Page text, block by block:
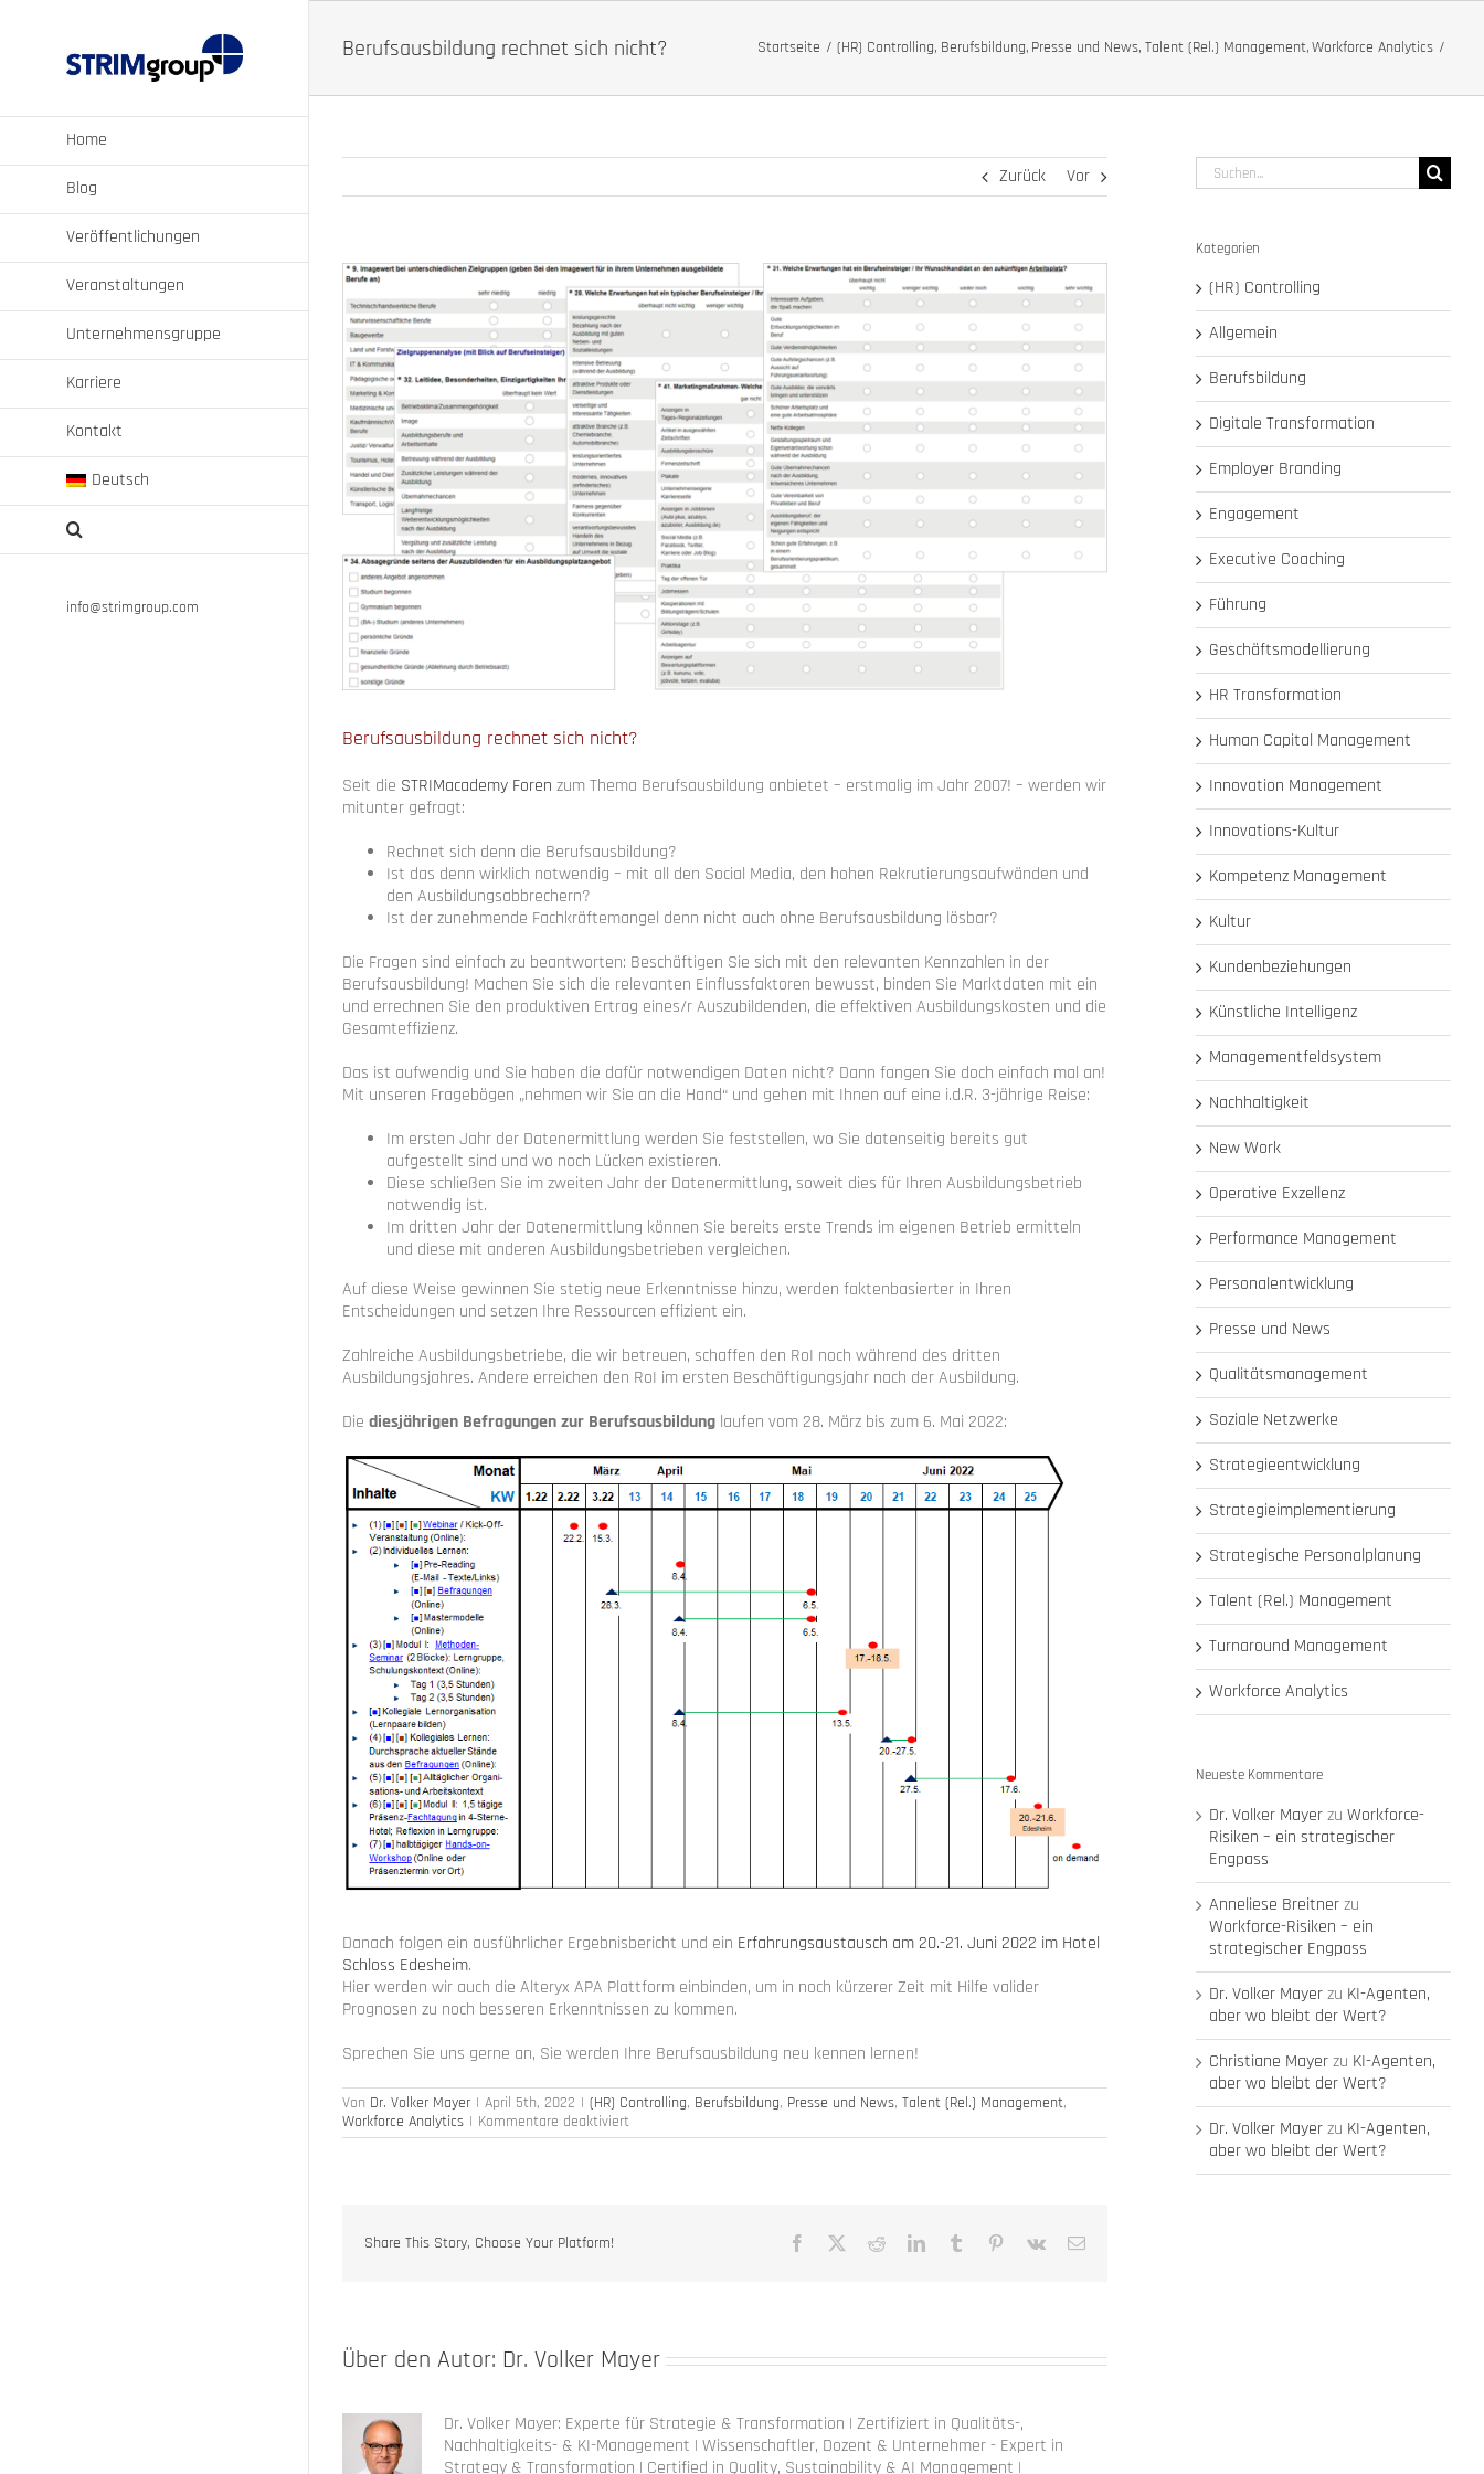
Home
Blog
Veröffentlichungen
Veranstaltungen
Unternehmensgruppe
Karriere
Kontakt
Deutsch
info@strimgroup.com
Berufsausbildung rechnet sich nicht? Startseite (HR) Controlling Berufsbildung Presse und News Talent (Rel.) Management Workforce Analytics
Zurück Vor
Berufsausbildung rechnet sich nicht?
Seit die STRIMacademy Foren zum Thema Berufsausbildung anbietet – erstmalig im Jahr 2007! – werden wir
mitunter gefragt:
Rechnet sich denn die Berufsausbildung?
Ist das denn wirklich notwendig – mit all den Social Media, den hohen Rekrutierungsaufwänden und
den Ausbildungsabbrechern?
Ist der zunehmende Fachkräftemangel denn nicht auch ohne Berufsausbildung lösbar?
Die Fragen sind einfach zu beantworten: Beschäftigen Sie sich mit den relevanten Kennzahlen in der
Berufsausbildung! Machen Sie sich die relevanten Einflussfaktoren bewusst, binden Sie Marktdaten mit ein
und errechnen Sie den produktiven Ertrag eines/r Auszubildenden, die effektiven Ausbildungskosten und die
Gesamteffizienz.
Das ist aufwendig und Sie haben die dafür notwendigen Daten nicht? Dann fangen Sie doch einfach mal an!
Mit unseren Fragebögen „nehmen wir Sie an die Hand“ und gehen mit Ihnen auf eine i.d.R. 3-jährige Reise:
Im ersten Jahr der Datenermittlung werden Sie feststellen, wo Sie datenseitig bereits gut
aufgestellt sind und wo noch Lücken existieren.
Diese schließen Sie im zweiten Jahr der Datenermittlung, soweit dies für Ihren Ausbildungsbetrieb
notwendig ist.
Im dritten Jahr der Datenermittlung können Sie bereits erste Trends im eigenen Betrieb ermitteln
und diese mit anderen Ausbildungsbetrieben vergleichen.
Auf diese Weise gewinnen Sie stetig neue Erkenntnisse hinzu, werden faktenbasierter in Ihren
Entscheidungen und setzen Ihre Ressourcen effizient ein.
Zahlreiche Ausbildungsbetriebe, die wir betreuen, schaffen den RoI noch während des dritten
Ausbildungsjahres. Andere erreichen den RoI im ersten Beschäftigungsjahr nach der Ausbildung.
Die diesjährigen Befragungen zur Berufsausbildung laufen vom 28. März bis zum 6. Mai 2022:
Danach folgen ein ausführlicher Ergebnisbericht und ein Erfahrungsaustausch am 20.-21. Juni 2022 im Hotel
Schloss Edesheim.
Hier werden wir auch die Alteryx APA Plattform einbinden, um in noch kürzerer Zeit mit Hilfe valider
Prognosen zu noch besseren Erkenntnissen zu kommen.
Sprechen Sie uns gerne an, Sie werden Ihre Berufsausbildung neu kennen lernen!
Von Dr. Volker Mayer | April 5th, 2022 | (HR) Controlling, Berufsbildung, Presse und News, Talent (Rel.) Management,
Workforce Analytics | Kommentare deaktiviertfür
Berufsausbildung
Share This Story, Choose Your Platform! Facebook RedditLinkedInTumblr Pinterest
Vk
E-
Über den Autor: Dr. Volker Mayer
Dr. Volker Mayer: Experte für Strategie & Transformation | Zertifiziert in Qualitäts-,
Nachhaltigkeits- & KI-Management | Wissenschaftler, Dozent & Unternehmer - Expert in
Strategy & Transformation | Certified in Quality, Sustainability & AI Management |
Suche
nach:
Kategorien
(HR) Controlling
Allgemein
Berufsbildung
Digitale Transformation
Employer Branding
Engagement
Executive Coaching
Führung
Geschäftsmodellierung
HR Transformation
Human Capital Management
Innovation Management
Innovations-Kultur
Kompetenz Management
Kultur
Kundenbeziehungen
Künstliche Intelligenz
Managementfeldsystem
Nachhaltigkeit
New Work
Operative Exzellenz
Performance Management
Personalentwicklung
Presse und News
Qualitätsmanagement
Soziale Netzwerke
Strategieentwicklung
Strategieimplementierung
Strategische Personalplanung
Talent (Rel.) Management
Turnaround Management
Workforce Analytics
Neueste Kommentare
Dr. Volker MayerzuWorkforce-
Risiken – ein strategischer
Engpass
Anneliese Breitnerzu
Workforce-Risiken – ein
strategischer Engpass
Dr. Volker Mayerzu KI-Agenten,
aber wo bleibt der Wert?
Christiane Mayerzu KI-Agenten,
aber wo bleibt der Wert?
Dr. Volker Mayerzu KI-Agenten,
aber wo bleibt der Wert?